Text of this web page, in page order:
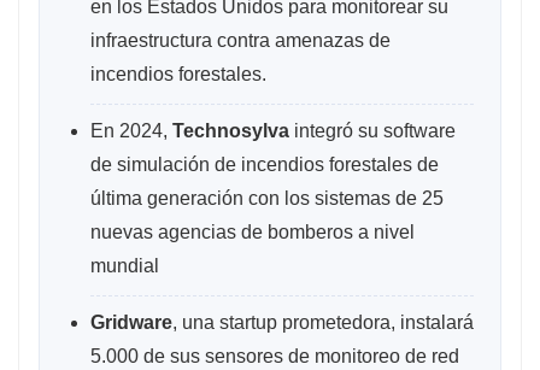
en los Estados Unidos para monitorear su
infraestructura contra amenazas de
incendios forestales.
En 2024, Technosylva integró su software
de simulación de incendios forestales de
última generación con los sistemas de 25
nuevas agencias de bomberos a nivel
mundial
Gridware, una startup prometedora, instalará
5.000 de sus sensores de monitoreo de red